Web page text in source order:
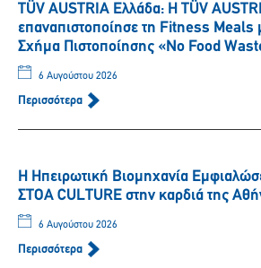
TÜV AUSTRIA Ελλάδα: Η TÜV
επαναπιστοποίησε τη Fitness Meals
Σχήμα Πιστοποίησης «No Food
6 Αυγούστου 2026
Περισσότερα
Η Ηπειρωτική Βιομηχανία
ΣΤΟΑ CULTURE στην καρδιά της
6 Αυγούστου 2026
Περισσότερα